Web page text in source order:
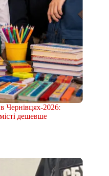
Чернівцях-2026:
дешевше